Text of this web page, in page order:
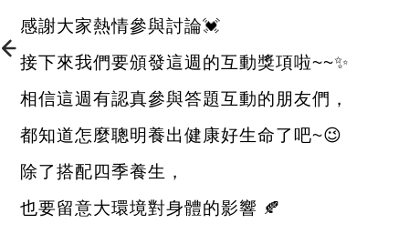
感謝大家熱情參與討論💓
接下來我們要頒發這週的互動獎項啦~~✨
相信這週有認真參與答題互動的朋友們，
都知道怎麼聰明養出健康好生命了吧~😉
除了搭配四季養生，
也要留意大環境對身體的影響 🍂